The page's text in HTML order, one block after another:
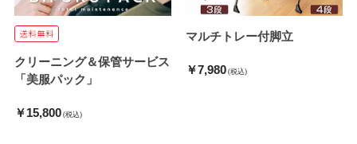
クリーニング＆保管サービス
「美服パック」
￥15,800 (税込)
マルチトレー付脚立
￥7,980 (税込)